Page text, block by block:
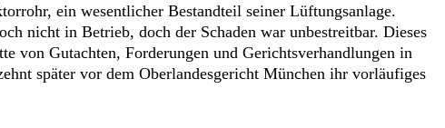
ein wesentlicher Bestandteil seiner Lüftungsanlage.
nicht in Betrieb, doch der Schaden war unbestreitbar. Dieses
von Gutachten, Forderungen und Gerichtsverhandlungen in
später vor dem Oberlandesgericht München ihr vorläufiges